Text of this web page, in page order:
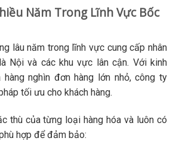
Năm Trong Lĩnh Vực Bốc
lâu năm trong lĩnh vực cung cấp nhân
Nội và các khu vực lân cận. Với kinh
nghìn đơn hàng lớn nhỏ, công ty
tối ưu cho khách hàng.
thù của từng loại hàng hóa và luôn có
hợp để đảm bảo: